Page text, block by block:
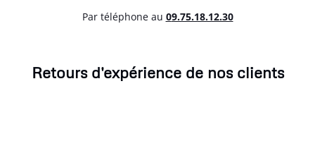
Par téléphone au 09.75.18.12.30
Retours d'expérience de nos clients